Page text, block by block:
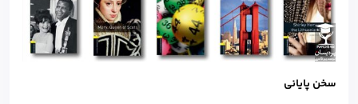
سخن پایانی